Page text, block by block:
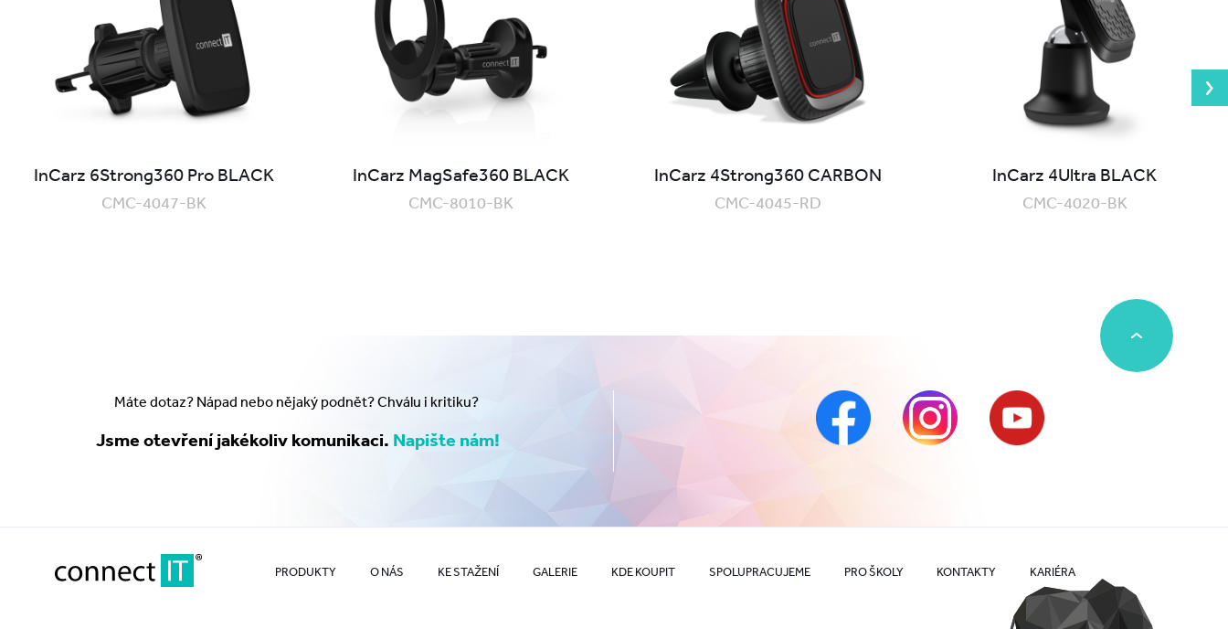
InCarz 6Strong360 Pro BLACK
CMC-4047-BK
InCarz MagSafe360 BLACK
CMC-8010-BK
InCarz 4Strong360 CARBON
CMC-4045-RD
InCarz 4Ultra BLACK
CMC-4020-BK
Máte dotaz? Nápad nebo nějaký podnět? Chválu i kritiku?
Jsme otevření jakékoliv komunikaci. Napište nám!
PRODUKTY O NÁS KE STAŽENÍ GALERIE KDE KOUPIT SPOLUPRACUJEME PRO ŠKOLY KONTAKTY KARIÉRA